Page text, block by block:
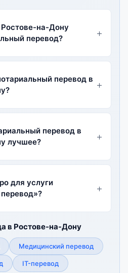
на-Дону
перевод?
перевод в
перевод в
лучшее?
для услуги
в Ростове-на-Дону
Медицинский перевод
IT-перевод